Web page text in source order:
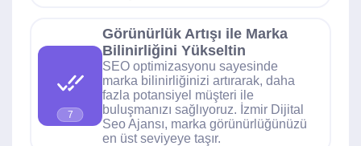
7
Görünürlük Artışı ile Marka
Bilinirliğini Yükseltin
SEO optimizasyonu sayesinde
marka bilinirliğinizi artırarak, daha
fazla potansiyel müşteri ile
buluşmanızı sağlıyoruz. İzmir Dijital
Seo Ajansı, marka görünürlüğünüzü
en üst seviyeye taşır.